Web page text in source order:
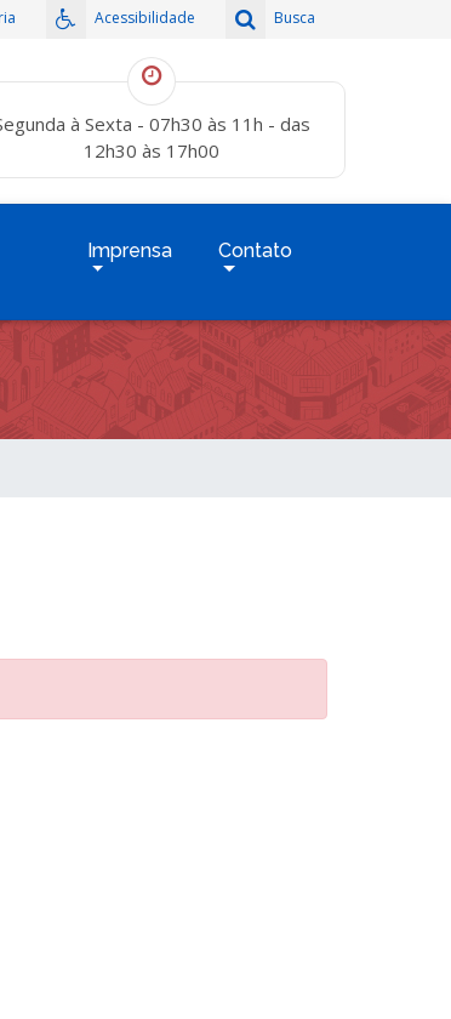
Busca
Acessibilidade
à Sexta - 07h30 às 11h - das
12h30 às 17h00
Imprensa Contato